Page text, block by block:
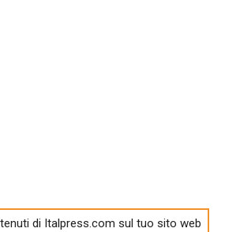
di Italpress.com sul tuo sito web